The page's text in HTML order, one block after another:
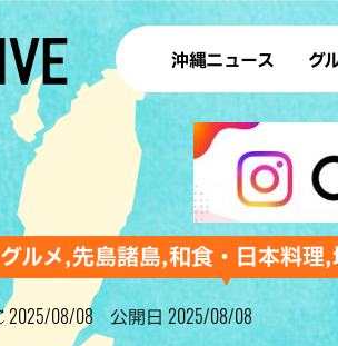
沖縄ニュース グ
ラ
テイ
すし
沖
洋食
グルメ,先島諸島,和食・日本料理
2025/08/08 公開日 2025/08/08